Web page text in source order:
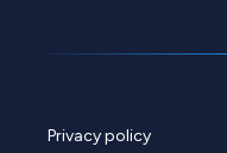
Privacy policy